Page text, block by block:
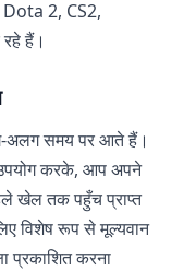
Dota 2, CS2,
हैं।
अलग समय पर आते हैं।
करके, आप अपने
खेल तक पहुँच प्राप्त
विशेष रूप से मूल्यवान
प्रकाशित करना